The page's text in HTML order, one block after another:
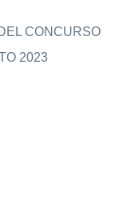
CONCURSO
2023